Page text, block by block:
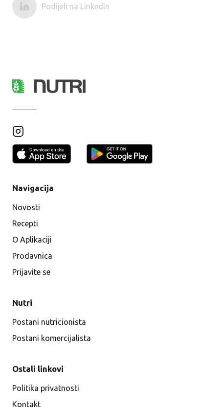
Podijeli na LinkedIn
Navigacija
Novosti
Recepti
O Aplikaciji
Prodavnica
Prijavite se
Nutri
Postani nutricionista
Postani komercijalista
Ostali linkovi
Politika privatnosti
Kontakt